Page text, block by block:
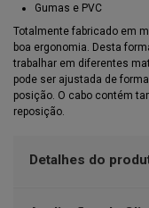
Gumas e PVC
Totalmente fabricado em
boa ergonomia. Desta
trabalhar em diferentes
pode ser ajustada de
posição. O cabo contém
reposição.
Detalhes do